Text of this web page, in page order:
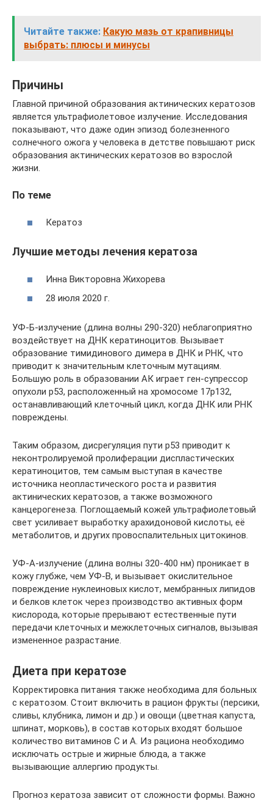
Читайте также: Какую мазь от крапивницы
выбрать: плюсы и минусы
Причины
Главной причиной образования актинических кератозов
является ультрафиолетовое излучение. Исследования
показывают, что даже один эпизод болезненного
солнечного ожога у человека в детстве повышают риск
образования актинических кератозов во взрослой
жизни.
По теме
Кератоз
Лучшие методы лечения кератоза
Инна Викторовна Жихорева
28 июля 2020 г.
УФ-Б-излучение (длина волны 290-320) неблагоприятно
воздействует на ДНК кератиноцитов. Вызывает
образование тимидинового димера в ДНК и РНК, что
приводит к значительным клеточным мутациям.
Большую роль в образовании АК играет ген-супрессор
опухоли р53, расположенный на хромосоме 17p132,
останавливающий клеточный цикл, когда ДНК или РНК
повреждены.
Таким образом, дисрегуляция пути р53 приводит к
неконтролируемой пролиферации диспластических
кератиноцитов, тем самым выступая в качестве
источника неопластического роста и развития
актинических кератозов, а также возможного
канцерогенеза. Поглощаемый кожей ультрафиолетовый
свет усиливает выработку арахидоновой кислоты, её
метаболитов, и других провоспалительных цитокинов.
УФ-А-излучение (длина волны 320-400 нм) проникает в
кожу глубже, чем УФ-В, и вызывает окислительное
повреждение нуклеиновых кислот, мембранных липидов
и белков клеток через производство активных форм
кислорода, которые прерывают естественные пути
передачи клеточных и межклеточных сигналов, вызывая
измененное разрастание.
Диета при кератозе
Корректировка питания также необходима для больных
с кератозом. Стоит включить в рацион фрукты (персики,
сливы, клубника, лимон и др.) и овощи (цветная капуста,
шпинат, морковь), в состав которых входят большое
количество витаминов С и А. Из рациона необходимо
исключать острые и жирные блюда, а также
вызывающие аллергию продукты.
Прогноз кератоза зависит от сложности формы. Важно